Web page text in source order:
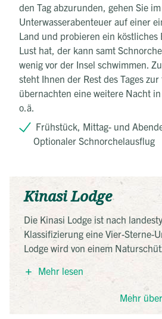
den Tag abzurunden, gehen Sie
Unterwasserabenteuer auf einer
Land und probieren ein köstliches
Lust hat, der kann samt
wenig vor der Insel schwimmen.
steht Ihnen der Rest des Tages
übernachten eine weitere Nacht
o.ä.
Frühstück, Mittag- und
Optionaler Schnorchelausflug
Kinasi Lodge
Die Kinasi Lodge ist nach
Klassifizierung eine Vier-Sterne-
Lodge wird von einem
großen Wert auf Nachhaltigkeit
direkt am Strand auf einem
kühl durch die kleinen Hütten, in
Die Zimmer sind groß, nicht
Mehr lesen
Mehr